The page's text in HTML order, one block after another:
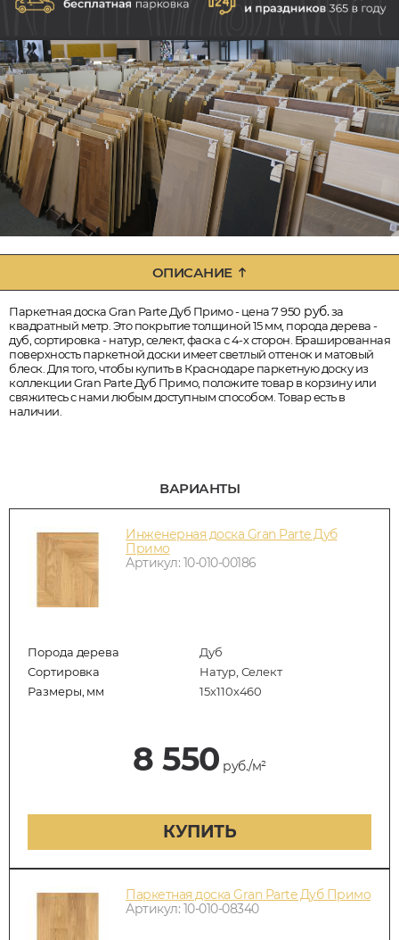
ОПИСАНИЕ
Паркетная доска Gran Parte Дуб Примо - цена 7 950 руб.за
квадратный метр. Это покрытие толщиной 15 мм, порода дерева -
дуб, сортировка - натур, селект, фаска с 4-х сторон. Брашированная
поверхность паркетной доски имеет светлый оттенок и матовый
блеск. Для того, чтобы купить в Краснодаре паркетную доску из
коллекции Gran Parte Дуб Примо, положите товар в корзину или
свяжитесь с нами любым доступным способом. Товар есть в
наличии.
ВАРИАНТЫ
Инженерная доска Gran Parte Дуб
Примо
Артикул: 10-010-00186
Порода дерева
Дуб
Сортировка
Натур, Селект
Размеры, мм
15х110х460
8 550 руб./м²
КУПИТЬ
Паркетная доска Gran Parte Дуб Примо
Артикул: 10-010-08340